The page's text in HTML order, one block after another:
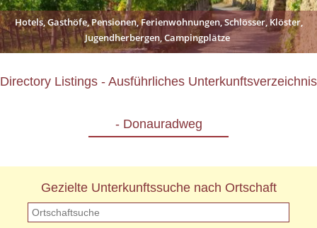
Hotels, Gasthöfe, Pensionen, Ferienwohnungen, Schlösser, Klöster,
Jugendherbergen, Campingplätze
Directory Listings - Ausführliches Unterkunftsverzeichnis
- Donauradweg
Gezielte Unterkunftssuche nach Ortschaft